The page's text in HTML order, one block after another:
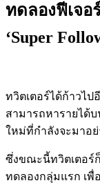
ทดลองฟีเจอร์
‘Super
ทวิตเตอร์ได้ก้าวไป
สามารถหารายได้
ใหม่ที่กำลังจะมาอย่
ซึ่งขณะนี้ทวิตเตอร์
ทดลองกลุ่มแรก เพื่